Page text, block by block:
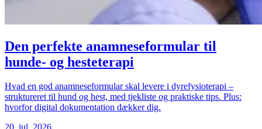
Den perfekte anamneseformular til
hunde- og hesteterapi
Hvad en god anamneseformular skal levere i dyrefysioterapi –
struktureret til hund og hest, med tjekliste og praktiske tips. Plus:
hvorfor digital dokumentation dækker dig.